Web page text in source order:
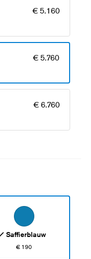
€ 5.160
€ 5.760
€ 6.760
Saffierblauw
€ 190